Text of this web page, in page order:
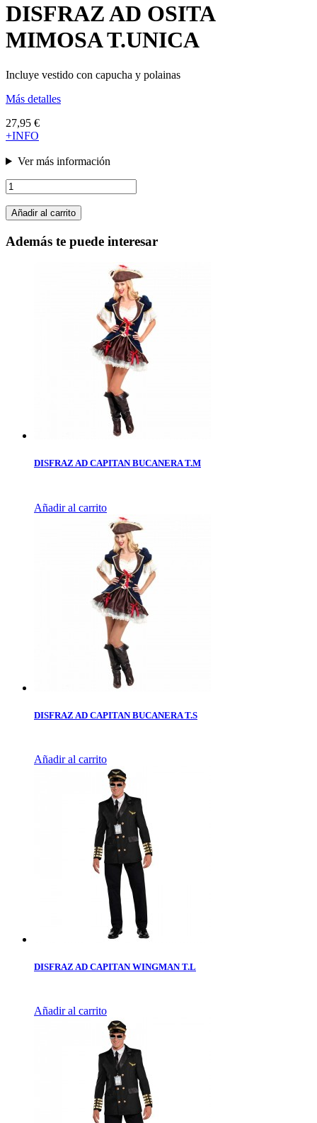
DISFRAZ AD OSITA
MIMOSA T.UNICA
Incluye vestido con capucha y polainas
Más detalles
27,95 €
+INFO
Ver más información
Añadir al carrito
Además te puede interesar
DISFRAZ AD CAPITAN BUCANERA T.M
Añadir al carrito
DISFRAZ AD CAPITAN BUCANERA T.S
Añadir al carrito
DISFRAZ AD CAPITAN WINGMAN T.L
Añadir al carrito